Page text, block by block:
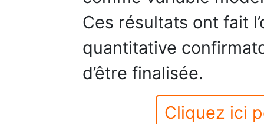
Ces résultats ont fait
quantitative
d’être finalisée.
Cliquez ici